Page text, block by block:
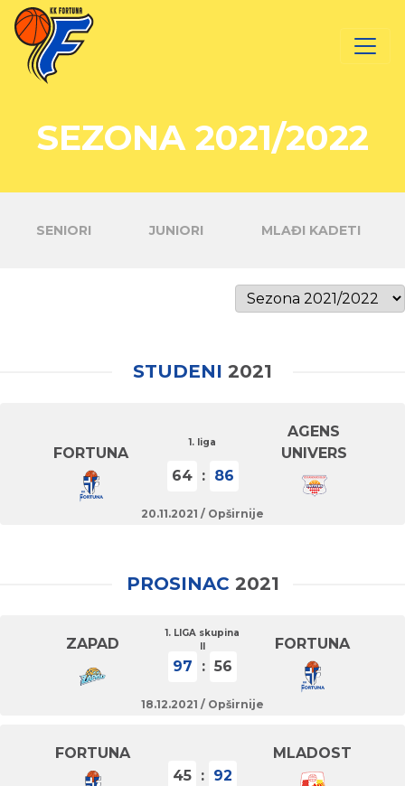
SEZONA 2021/2022
SENIORI JUNIORI MLAĐI KADETI
STUDENI 2021
FORTUNA
64
: 86
1. liga
AGENS
UNIVERS
20.11.2021 / Opširnije
PROSINAC 2021
ZAPAD
97
: 56
1. LIGA skupina
FORTUNA
18.12.2021 / Opširnije
FORTUNA
45 : 92
MLADOST